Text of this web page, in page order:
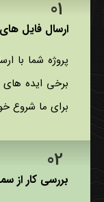
ارسال فایل های psd
برخی ایده
برای ما شروع
بررسی کار از